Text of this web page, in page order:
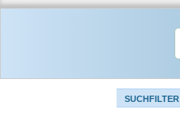
SUCHFILTER